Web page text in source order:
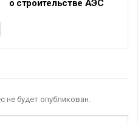
о строительстве АЭС
не будет опубликован.